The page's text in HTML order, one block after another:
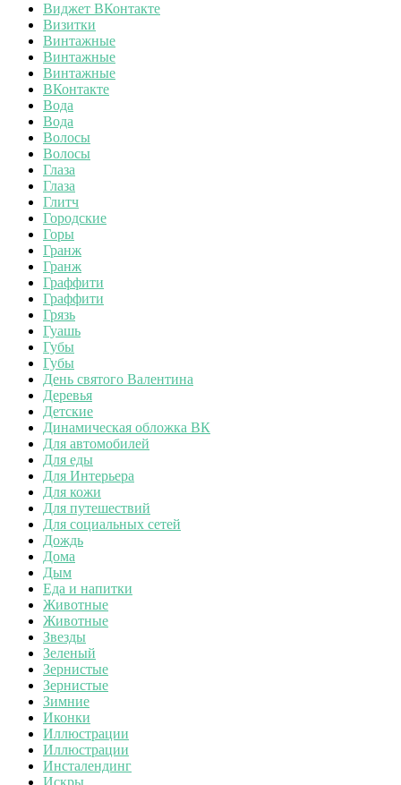
Виджет ВКонтакте
Визитки
Винтажные
Винтажные
Винтажные
ВКонтакте
Вода
Вода
Волосы
Волосы
Глаза
Глаза
Глитч
Городские
Горы
Гранж
Гранж
Граффити
Граффити
Грязь
Гуашь
Губы
Губы
День святого Валентина
Деревья
Детские
Динамическая обложка ВК
Для автомобилей
Для еды
Для Интерьера
Для кожи
Для путешествий
Для социальных сетей
Дождь
Дома
Дым
Еда и напитки
Животные
Животные
Звезды
Зеленый
Зернистые
Зернистые
Зимние
Иконки
Иллюстрации
Иллюстрации
Инсталендинг
Искры